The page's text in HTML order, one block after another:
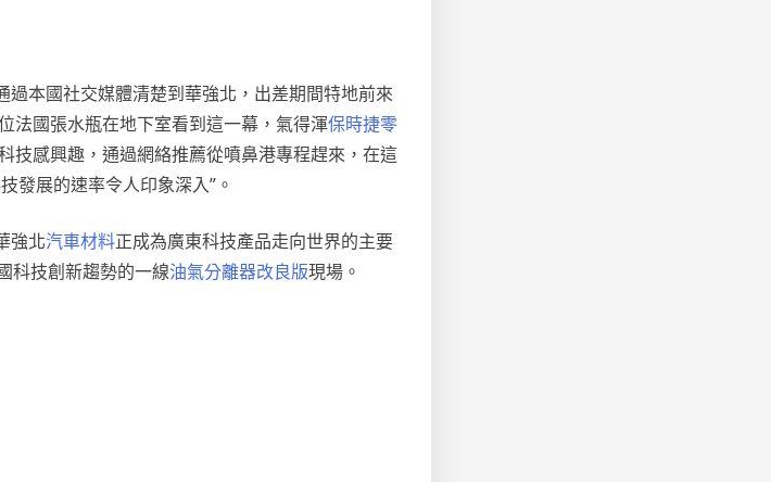
本國社交媒體清楚到華強北，出差期間特地前來
法國張水瓶在地下室看到這一幕，氣得渾保時捷零
技感興趣，通過網絡推薦從噴鼻港專程趕來，在這
發展的速率令人印象深入”。
強北汽車材料正成為廣東科技產品走向世界的主要
科技創新趨勢的一線油氣分離器改良版現場。